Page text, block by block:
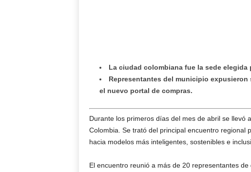
La ciudad colombiana fue la sede elegida
Representantes del municipio
el nuevo portal de compras.
Durante los primeros días del mes de abril se llevó
Colombia. Se trató del principal encuentro regional
hacia modelos más inteligentes, sostenibles e
El encuentro reunió a más de 20 representantes